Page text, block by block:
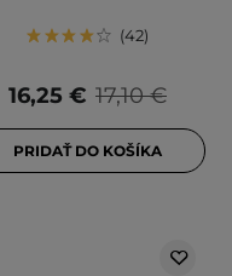
42
17,10 €
16,25 €
PRIDAŤ DO KOŠÍKA